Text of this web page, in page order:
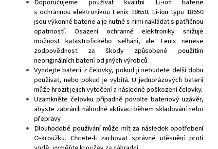
Doporučujeme používat kvalitní Li-ion baterie
s ochrannou elektronikou Fenix 18650. Li-ion typu 18650
jsou výkonné baterie a je nutné s nimi nakládat s patřičnou
opatrností. Osazení ochranné elektroniky snižuje
možnost katastrofického selhání, ale Fenix nenese
zodpovědnost za škody způsobené použitím
neoriginálních baterií od jiných výrobců.
Vyndejte baterii z čelovky, pokud ji nebudete delší dobu
používat, nebo pokud je vybitá. U jednorázových baterií
může hrozit jejich vytečení a následné poškození čelovky.
Uzamkněte čelovku případně povolte bateriový uzávěr,
abyste zabránili náhodné aktivaci během skladování nebo
přepravy.
Dlouhodobé používání může mít za následek opotřebení
O-kroužku. Chcete-li zachovat správné utěsnění proti